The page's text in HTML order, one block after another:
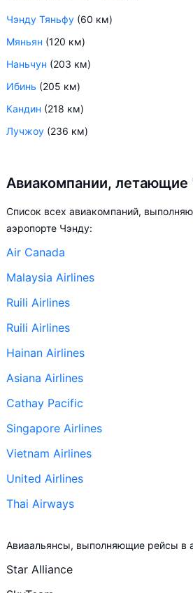
Чэнду Тяньфу (60 км)
Мяньян (120 км)
Наньчун (203 км)
Ибинь (205 км)
Кандин (218 км)
Лучжоу (236 км)
Авиакомпании, летающие
Список всех авиакомпаний,
аэропорте Чэнду:
Air Canada
Malaysia Airlines
Ruili Airlines
Ruili Airlines
Hainan Airlines
Asiana Airlines
Cathay Pacific
Singapore Airlines
Vietnam Airlines
United Airlines
Thai Airways
Bangkok Airways
Авиаальянсы, выполняющие рейсы в
Star Alliance